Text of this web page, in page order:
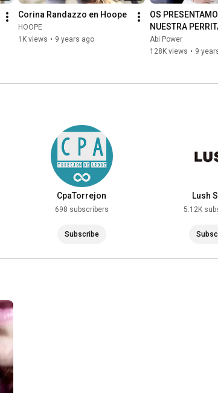
Corina Randazzo en Hoope
HOOPE
1K views • 9 years ago
OS
NUESTRA
SKYWALKER |
Abi Power
128K views • 9
CpaTorrejon
698 subscribers
Subscribe
Lush
5.12K